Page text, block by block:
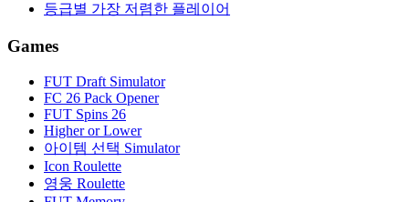
등급별 가장 저렴한 플레이어
Games
FUT Draft Simulator
FC 26 Pack Opener
FUT Spins 26
Higher or Lower
아이템 선택 Simulator
Icon Roulette
영웅 Roulette